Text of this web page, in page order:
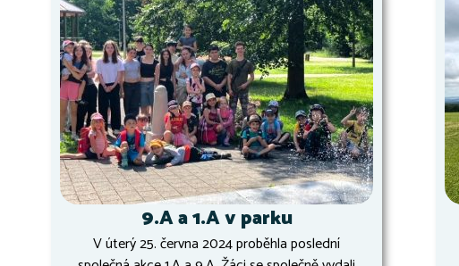
9.A a 1.A v parku
V úterý 25. června 2024 proběhla poslední